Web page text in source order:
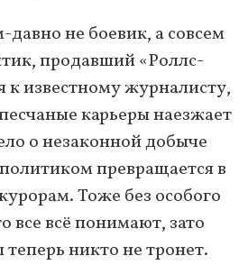
не боевик, а совсем
продавший «Роллс-
к известному журналисту,
карьеры наезжает
о незаконной добыче
превращается в
Тоже без особого
все всё понимают, зато
никто не тронет.